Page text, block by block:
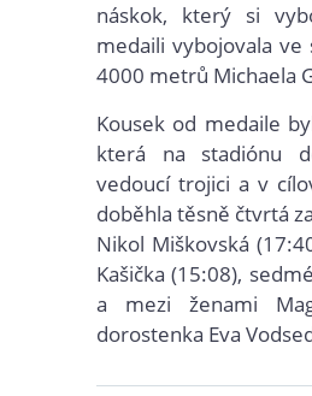
náskok, který si
medaili vybojovala
4000 metrů Michaela
Kousek od medaile
která na stadiónu
vedoucí trojici a v
doběhla těsně čtvrtá
Nikol Miškovská
Kašička (15:08),
a mezi ženami
dorostenka Eva